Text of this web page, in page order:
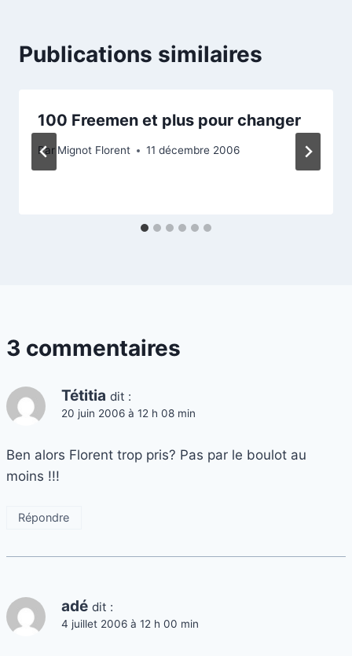
Publications similaires
100 Freemen et plus pour changer
Par Mignot Florent 11 décembre 2006
3 commentaires
Tétitia dit :
20 juin 2006 à 12 h 08 min
Ben alors Florent trop pris? Pas par le boulot au
moins !!!
Répondre
adé dit :
4 juillet 2006 à 12 h 00 min